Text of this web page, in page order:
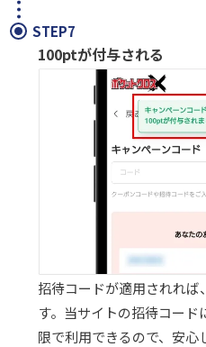
STEP7
100ptが付与される
招待コードが適用されれ
す。当サイトの招待コー
限で利用できるので、安心